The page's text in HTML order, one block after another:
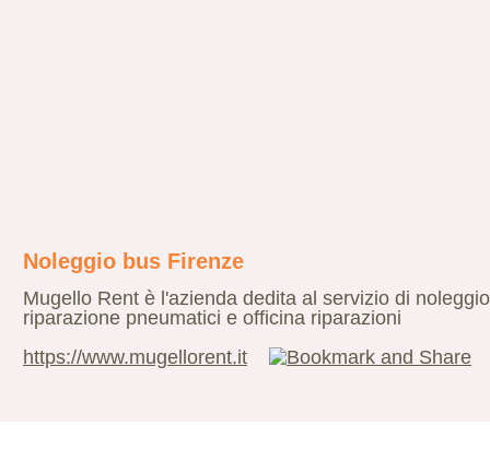
Noleggio bus Firenze
Mugello Rent è l'azienda dedita al servizio di
riparazione pneumatici e officina riparazioni
https://www.mugellorent.it